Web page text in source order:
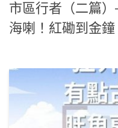
市區行者（二篇
海喇！紅磡到金鐘